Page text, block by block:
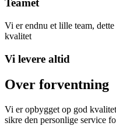
Teamet
Vi er endnu et lille team,
kvalitet
Vi levere altid
Over forventning
Vi er opbygget op god
sikre den personlige service